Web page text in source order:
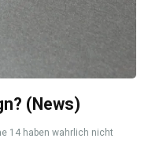
(News)
14 haben wahrlich nicht